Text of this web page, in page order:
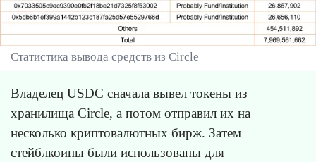
Статистика вывода средств из Circle
Владелец USDC сначала вывел токены из
хранилища Circle, а потом отправил их на
несколько криптовалютных бирж. Затем
стейблкоины были использованы для